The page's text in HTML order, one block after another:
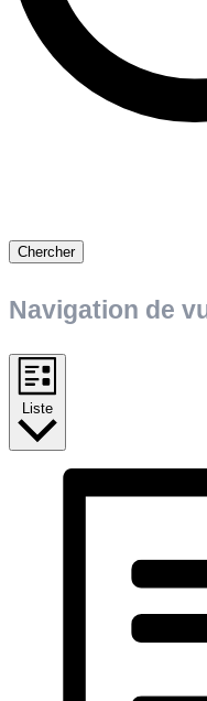
Chercher
Navigation de
Liste